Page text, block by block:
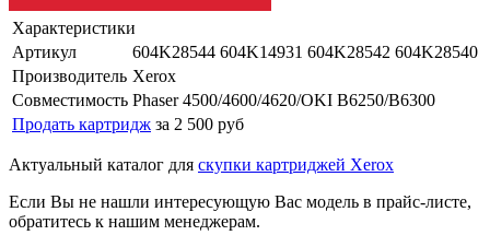
Характеристики
Артикул
604K28544 604K14931 604K28542 604K28540
Производитель Xerox
Совместимость Phaser 4500/4600/4620/OKI B6250/B6300
Продать картридж за 2 500 руб
Актуальный каталог для скупки картриджей Xerox
Если Вы не нашли интересующую Вас модель в прайс-листе,
обратитесь к нашим менеджерам.